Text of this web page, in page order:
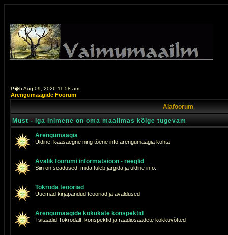
P�h Aug 09, 2026 11:58 am
Arengumaagide Foorum
Alafoorum
Must - iga inimene on oma maailmas kõige tugevam
Arengumaagia
Üldine, kaasaegne ning tõene info arengumaagia kohta
Avalik foorumi informatsioon - reeglid
Siin on seadused, mida tuleb järgida ja üldine info.
Tokroda teooriad
Uuemad kirjapandud teooriad ja avaldused
Arengumaagide kokukate konspektid
Tsitaadid Tokrodalt, konspektid ja raadiosaadete kokkuvõtted